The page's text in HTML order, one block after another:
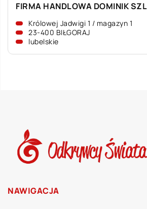
FIRMA HANDLOWA DOMINIK
Królowej Jadwigi 1 / magazyn 1
23-400 BIŁGORAJ
lubelskie
NAWIGACJA